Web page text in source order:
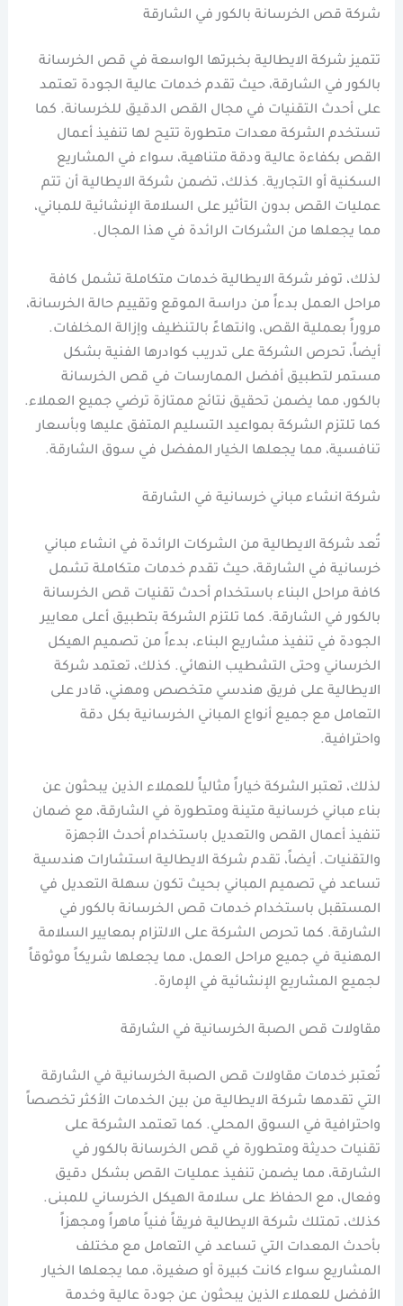
شركة قص الخرسانة بالكور في الشارقة
تتميز شركة الايطالية بخبرتها الواسعة في قص الخرسانة
بالكور في الشارقة، حيث تقدم خدمات عالية الجودة تعتمد
على أحدث التقنيات في مجال القص الدقيق للخرسانة. كما
تستخدم الشركة معدات متطورة تتيح لها تنفيذ أعمال
القص بكفاءة عالية ودقة متناهية، سواء في المشاريع
السكنية أو التجارية. كذلك، تضمن شركة الايطالية أن تتم
عمليات القص بدون التأثير على السلامة الإنشائية للمباني،
مما يجعلها من الشركات الرائدة في هذا المجال.
لذلك، توفر شركة الايطالية خدمات متكاملة تشمل كافة
مراحل العمل بدءاً من دراسة الموقع وتقييم حالة الخرسانة،
مروراً بعملية القص، وانتهاءً بالتنظيف وإزالة المخلفات.
أيضاً، تحرص الشركة على تدريب كوادرها الفنية بشكل
مستمر لتطبيق أفضل الممارسات في قص الخرسانة
بالكور، مما يضمن تحقيق نتائج ممتازة ترضي جميع العملاء.
كما تلتزم الشركة بمواعيد التسليم المتفق عليها وبأسعار
تنافسية، مما يجعلها الخيار المفضل في سوق الشارقة.
شركة انشاء مباني خرسانية في الشارقة
تُعد شركة الايطالية من الشركات الرائدة في انشاء مباني
خرسانية في الشارقة، حيث تقدم خدمات متكاملة تشمل
كافة مراحل البناء باستخدام أحدث تقنيات قص الخرسانة
بالكور في الشارقة. كما تلتزم الشركة بتطبيق أعلى معايير
الجودة في تنفيذ مشاريع البناء، بدءاً من تصميم الهيكل
الخرساني وحتى التشطيب النهائي. كذلك، تعتمد شركة
الايطالية على فريق هندسي متخصص ومهني، قادر على
التعامل مع جميع أنواع المباني الخرسانية بكل دقة
واحترافية.
لذلك، تعتبر الشركة خياراً مثالياً للعملاء الذين يبحثون عن
بناء مباني خرسانية متينة ومتطورة في الشارقة، مع ضمان
تنفيذ أعمال القص والتعديل باستخدام أحدث الأجهزة
والتقنيات. أيضاً، تقدم شركة الايطالية استشارات هندسية
تساعد في تصميم المباني بحيث تكون سهلة التعديل في
المستقبل باستخدام خدمات قص الخرسانة بالكور في
الشارقة. كما تحرص الشركة على الالتزام بمعايير السلامة
المهنية في جميع مراحل العمل، مما يجعلها شريكاً موثوقاً
لجميع المشاريع الإنشائية في الإمارة.
مقاولات قص الصبة الخرسانية في الشارقة
تُعتبر خدمات مقاولات قص الصبة الخرسانية في الشارقة
التي تقدمها شركة الايطالية من بين الخدمات الأكثر تخصصاً
واحترافية في السوق المحلي. كما تعتمد الشركة على
تقنيات حديثة ومتطورة في قص الخرسانة بالكور في
الشارقة، مما يضمن تنفيذ عمليات القص بشكل دقيق
وفعال، مع الحفاظ على سلامة الهيكل الخرساني للمبنى.
كذلك، تمتلك شركة الايطالية فريقاً فنياً ماهراً ومجهزاً
بأحدث المعدات التي تساعد في التعامل مع مختلف
المشاريع سواء كانت كبيرة أو صغيرة، مما يجعلها الخيار
الأفضل للعملاء الذين يبحثون عن جودة عالية وخدمة